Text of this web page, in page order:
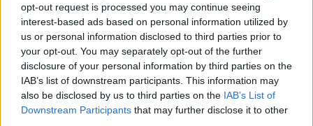
opt-out request is processed you may continue seeing
interest-based ads based on personal information utilized by
us or personal information disclosed to third parties prior to
your opt-out. You may separately opt-out of the further
disclosure of your personal information by third parties on the
IAB’s list of downstream participants. This information may
also be disclosed by us to third parties on the IAB’s List of
Downstream Participants that may further disclose it to other
Naktinį dangų fotografuoti mėgstantis vyras
teigia, kad šįkart šviesų šou jį nustebino ir
užklupo nepasiruošusį. Nepaisant to,
pašvaistės reikalų nepagadino – netgi
atvirkščiai.